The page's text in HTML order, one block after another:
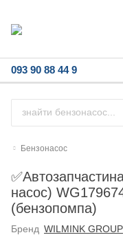
093 90 88 44 9
Бензонасос
насос)
(бензопомпа)
Бренд WILMINK GROUP